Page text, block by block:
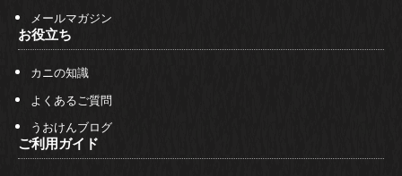
メールマガジン
お役立ち
カニの知識
よくあるご質問
うおけんブログ
ご利用ガイド